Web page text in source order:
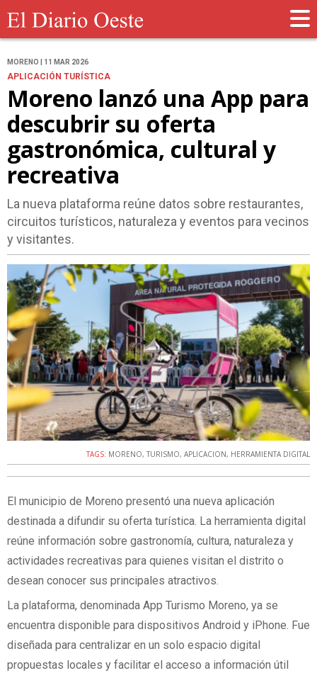
MORENO | 11 MAR 2026
APLICACIÓN TURÍSTICA
Moreno lanzó una App para
descubrir su oferta
gastronómica, cultural y
recreativa
La nueva plataforma reúne datos sobre restaurantes,
circuitos turísticos, naturaleza y eventos para vecinos
y visitantes.
TAGS: MORENO, TURISMO, APLICACION, HERRAMIENTA DIGITAL
El municipio de Moreno presentó una nueva aplicación
destinada a difundir su oferta turística. La herramienta digital
reúne información sobre gastronomía, cultura, naturaleza y
actividades recreativas para quienes visitan el distrito o
desean conocer sus principales atractivos.
La plataforma, denominada App Turismo Moreno, ya se
encuentra disponible para dispositivos Android y iPhone. Fue
diseñada para centralizar en un solo espacio digital
propuestas locales y facilitar el acceso a información útil